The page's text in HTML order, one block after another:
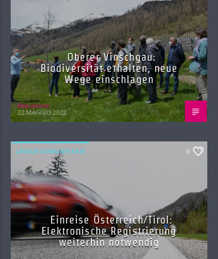
Oberer Vinschgau:
Biodiversität erhalten, neue
Wege einschlagen
Red.azione
22 MAGGIO 2022
LINGUE COMUNITARIE 0
Einreise Österreich/Tirol:
Elektronische Registrierung
weiterhin notwendig